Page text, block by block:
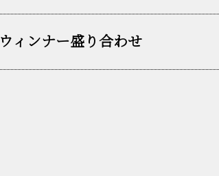
ウィンナー盛り合わせ